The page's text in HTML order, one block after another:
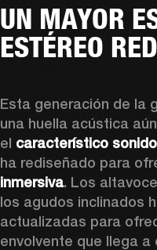
UN MAYOR
ESTÉREO
Esta generación de la
una huella acústica
el característico
ha rediseñado para
inmersiva. Los
los agudos inclinados
actualizadas para
envolvente que llega